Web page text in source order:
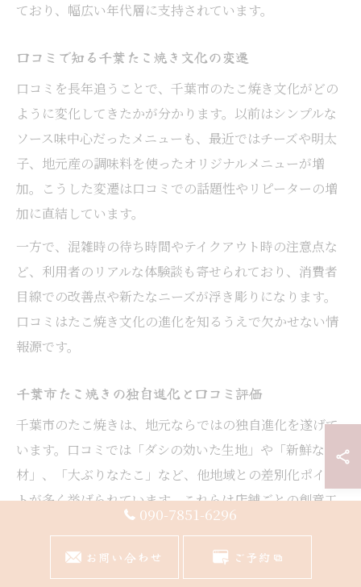
ており、幅広い年代層に支持されています。
口コミで知る千葉たこ焼き文化の変遷
口コミを長年追うことで、千葉市のたこ焼き文化がどの
ように変化してきたかが分かります。以前はシンプルな
ソース味中心だったメニューも、最近ではチーズや明太
子、地元産の調味料を使ったオリジナルメニューが増
加。こうした変遷は口コミでの話題性やリピーターの増
加に直結しています。
一方で、混雑時の待ち時間やテイクアウト時の注意点な
ど、利用者のリアルな体験談も寄せられており、消費者
目線での改善点や新たなニーズが浮き彫りになります。
口コミはたこ焼き文化の進化を知るうえで欠かせない情
報源です。
千葉市たこ焼きの独自進化と口コミ評価
千葉市のたこ焼きは、地元ならではの独自進化を遂げて
います。口コミでは「ダシの効いた生地」や「新鮮な具
材」、「大ぶりなたこ」など、他地域との差別化ポイン
トが多く挙げられています。これらは店舗ごとの創意工
夫によるもので、利用者の高い満足度につながっていま
また、駅近やイオンモール幕張新都心といったアクセス
090-7851-6296
お問い合わせ ご予約